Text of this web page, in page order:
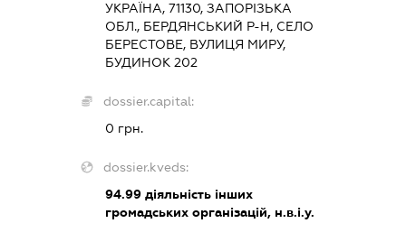
УКРАЇНА, 71130, ЗАПОРІЗЬКА
ОБЛ., БЕРДЯНСЬКИЙ Р-Н, СЕЛО
БЕРЕСТОВЕ, ВУЛИЦЯ МИРУ,
БУДИНОК 202
dossier.capital:
0 грн.
dossier.kveds:
94.99 діяльність інших
громадських організацій, н.в.і.у.